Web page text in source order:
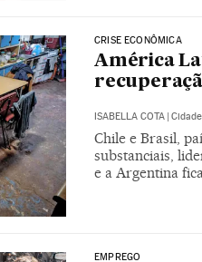
CRISE ECONÔMICA
América
ISABELLA COTA
Chile e Brasil,
substanciais,
e a Argentina
EMPREGO